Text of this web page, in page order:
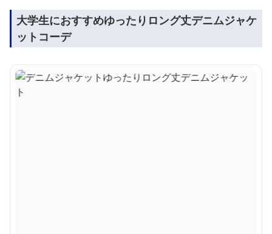
大学生におすすめゆったりロング丈デニムジャケ
ットコーデ